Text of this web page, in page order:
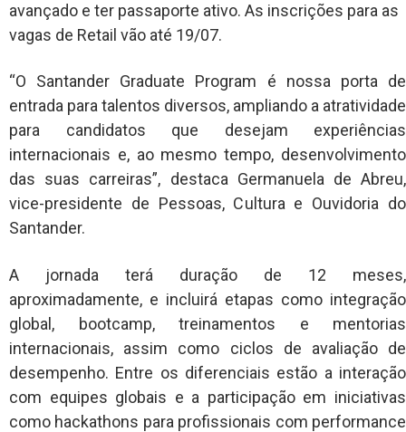
avançado e ter passaporte ativo. As inscrições para as
vagas de Retail vão até 19/07.
“O Santander Graduate Program é nossa porta de
entrada para talentos diversos, ampliando a atratividade
para candidatos que desejam experiências
internacionais e, ao mesmo tempo, desenvolvimento
das suas carreiras”, destaca Germanuela de Abreu,
vice-presidente de Pessoas, Cultura e Ouvidoria do
Santander.
A jornada terá duração de 12 meses,
aproximadamente, e incluirá etapas como integração
global, bootcamp, treinamentos e mentorias
internacionais, assim como ciclos de avaliação de
desempenho. Entre os diferenciais estão a interação
com equipes globais e a participação em iniciativas
como hackathons para profissionais com performance